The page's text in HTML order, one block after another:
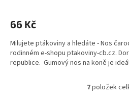
66 Kč
Milujete ptákoviny a hledáte - Nos
rodinném e-shopu ptakoviny-cb.cz.
republice. Gumový nos na koně je
O
7položek